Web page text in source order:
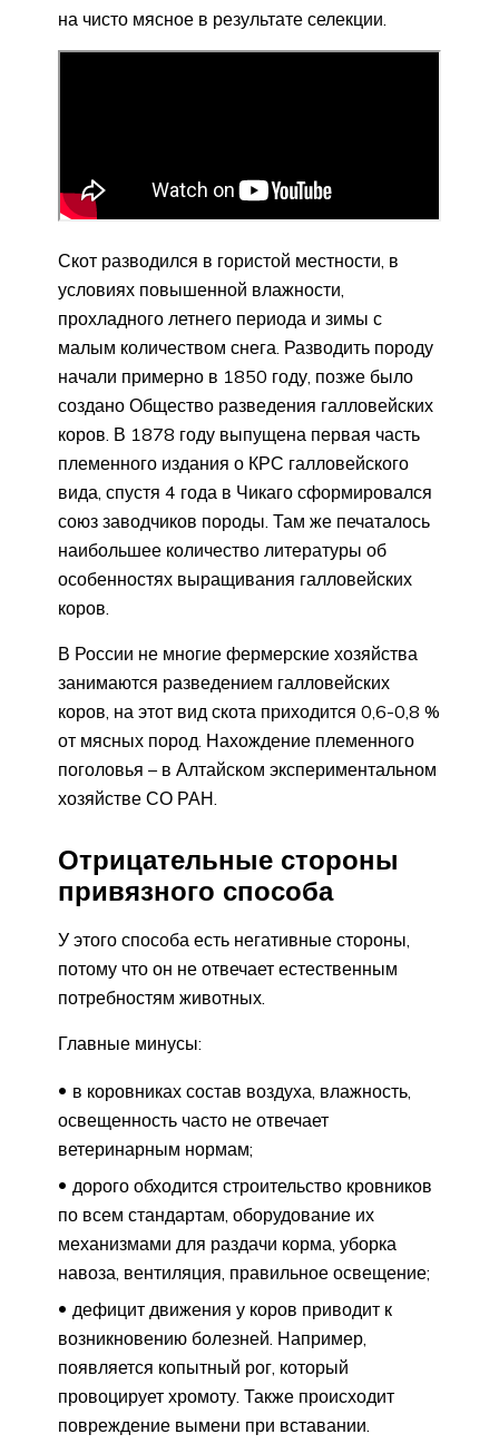
на чисто мясное в результате селекции.
Скот разводился в гористой местности, в
условиях повышенной влажности,
прохладного летнего периода и зимы с
малым количеством снега. Разводить породу
начали примерно в 1850 году, позже было
создано Общество разведения галловейских
коров. В 1878 году выпущена первая часть
племенного издания о КРС галловейского
вида, спустя 4 года в Чикаго сформировался
союз заводчиков породы. Там же печаталось
наибольшее количество литературы об
особенностях выращивания галловейских
коров.
В России не многие фермерские хозяйства
занимаются разведением галловейских
коров, на этот вид скота приходится 0,6-0,8 %
от мясных пород. Нахождение племенного
поголовья – в Алтайском экспериментальном
хозяйстве СО РАН.
Отрицательные стороны
привязного способа
У этого способа есть негативные стороны,
потому что он не отвечает естественным
потребностям животных.
Главные минусы:
в коровниках состав воздуха, влажность,
освещенность часто не отвечает
ветеринарным нормам;
дорого обходится строительство кровников
по всем стандартам, оборудование их
механизмами для раздачи корма, уборка
навоза, вентиляция, правильное освещение;
дефицит движения у коров приводит к
возникновению болезней. Например,
появляется копытный рог, который
провоцирует хромоту. Также происходит
повреждение вымени при вставании.